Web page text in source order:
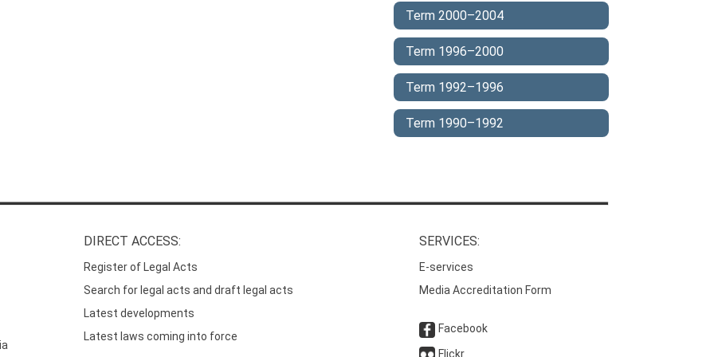
Term 2000–2004
Term 1996–2000
Term 1992–1996
Term 1990–1992
DIRECT ACCESS:
Register of Legal Acts
Search for legal acts and draft legal acts
Latest developments
Latest laws coming into force
SERVICES:
E-services
Media Accreditation Form
Facebook
Flickr